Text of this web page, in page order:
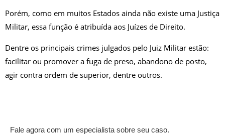
Porém, como em muitos Estados ainda não existe uma Justiça
Militar, essa função é atribuída aos Juízes de Direito.
Dentre os principais crimes julgados pelo Juiz Militar estão:
facilitar ou promover a fuga de preso, abandono de posto,
agir contra ordem de superior, dentre outros.
Fale agora com um especialista sobre seu caso.